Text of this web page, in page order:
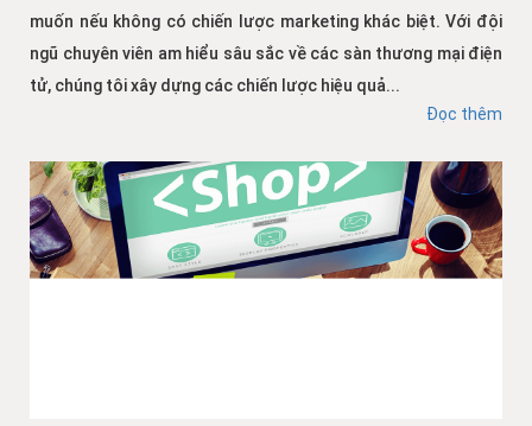
muốn nếu không có chiến lược marketing khác biệt. Với đội
ngũ chuyên viên am hiểu sâu sắc về các sàn thương mại điện
tử, chúng tôi xây dựng các chiến lược hiệu quả...
Đọc thêm